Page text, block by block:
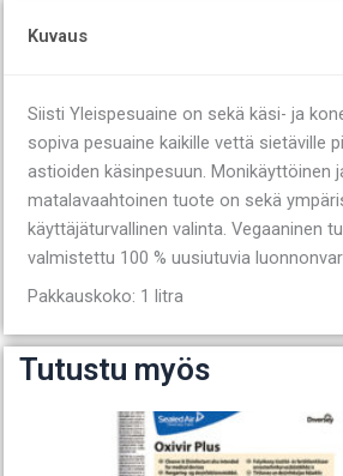
Kuvaus
Siisti Yleispesuaine on sekä käsi- ja
sopiva pesuaine kaikille vettä sietäville
astioiden käsinpesuun. Monikäyttöinen
matalavaahtoinen tuote on sekä
käyttäjäturvallinen valinta. Vegaaninen
valmistettu 100 % uusiutuvia
Pakkauskoko: 1 litra
Tutustu myös